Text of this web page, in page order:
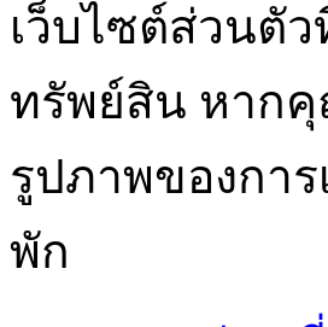
เว็บไซต์ส่วนตั
ทรัพย์สิน หาก
รูปภาพของกา
พัก